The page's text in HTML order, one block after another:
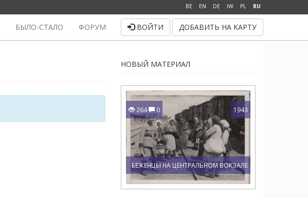
BE EN DE IW PL RU
БЫЛО-СТАЛО ФОРУМ ВОЙТИ ДОБАВИТЬ НА КАРТУ
НОВЫЙ МАТЕРИАЛ
1943
264 0
БЕЖЕНЦЫ НА ЦЕНТРАЛЬНОМ ВОКЗАЛЕ